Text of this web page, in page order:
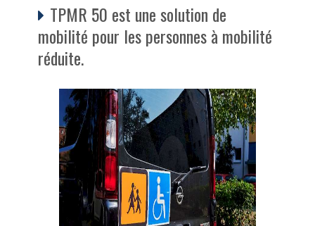
TPMR 50 est une solution de
mobilité pour les personnes à mobilité
réduite.